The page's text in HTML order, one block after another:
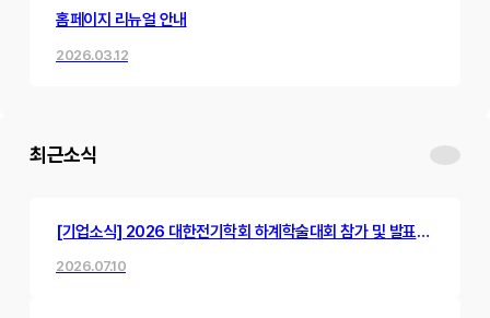
홈페이지 리뉴얼 안내
2026.03.12
최근소식
[기업소식] 2026 대한전기학회 하계학술대회 참가 및 발표
2026.07.10